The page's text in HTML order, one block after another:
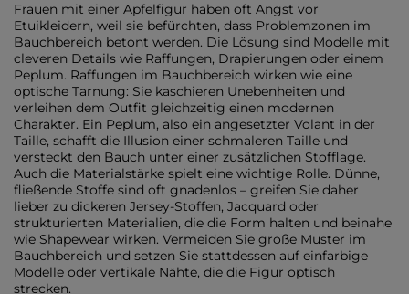
Frauen mit einer Apfelfigur haben oft Angst vor
Etuikleidern, weil sie befürchten, dass Problemzonen im
Bauchbereich betont werden. Die Lösung sind Modelle mit
cleveren Details wie Raffungen, Drapierungen oder einem
Peplum. Raffungen im Bauchbereich wirken wie eine
optische Tarnung: Sie kaschieren Unebenheiten und
verleihen dem Outfit gleichzeitig einen modernen
Charakter. Ein Peplum, also ein angesetzter Volant in der
Taille, schafft die Illusion einer schmaleren Taille und
versteckt den Bauch unter einer zusätzlichen Stofflage.
Auch die Materialstärke spielt eine wichtige Rolle. Dünne,
fließende Stoffe sind oft gnadenlos – greifen Sie daher
lieber zu dickeren Jersey-Stoffen, Jacquard oder
strukturierten Materialien, die die Form halten und beinahe
wie Shapewear wirken. Vermeiden Sie große Muster im
Bauchbereich und setzen Sie stattdessen auf einfarbige
Modelle oder vertikale Nähte, die die Figur optisch
strecken.